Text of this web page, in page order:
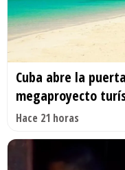
Cuba abre la
megaproyecto
Hace 21 horas